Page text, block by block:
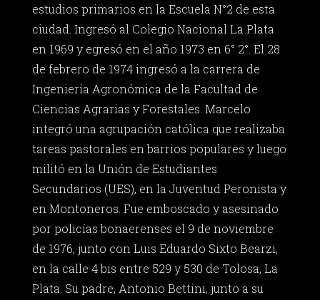
estudios primarios en la Escuela N°2 de esta
ciudad. Ingresó al Colegio Nacional La Plata
en 1969 y egresó en el año 1973 en 6° 2°. El 28
de febrero de 1974 ingresó a la carrera de
Ingeniería Agronómica de la Facultad de
Ciencias Agrarias y Forestales. Marcelo
integró una agrupación católica que realizaba
tareas pastorales en barrios populares y luego
militó en la Unión de Estudiantes
Secundarios (UES), en la Juventud Peronista y
en Montoneros. Fue emboscado y asesinado
por policías bonaerenses el 9 de noviembre
de 1976, junto con Luis Eduardo Sixto Bearzi,
en la calle 4 bis entre 529 y 530 de Tolosa, La
Plata. Su padre, Antonio Bettini, junto a su